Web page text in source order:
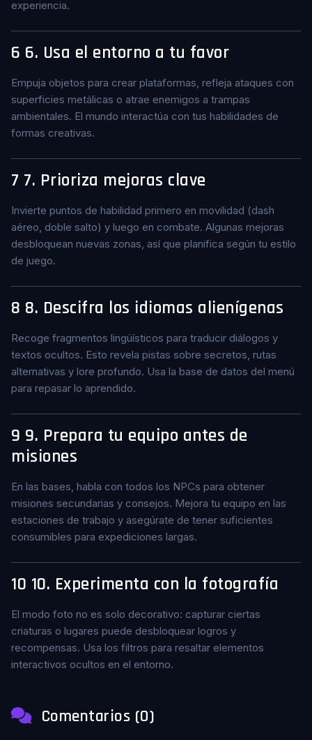
experiencia.
6 6. Usa el entorno a tu favor
Empuja objetos para crear plataformas, refleja ataques con
superficies metálicas o atrae enemigos a trampas
ambientales. El mundo interactúa con tus habilidades de
formas creativas.
7 7. Prioriza mejoras clave
Invierte puntos de habilidad primero en movilidad (dash
aéreo, doble salto) y luego en combate. Algunas mejoras
desbloquean nuevas zonas, así que planifica según tu estilo
de juego.
8 8. Descifra los idiomas alienígenas
Recoge fragmentos lingüísticos para traducir diálogos y
textos ocultos. Esto revela pistas sobre secretos, rutas
alternativas y lore profundo. Usa la base de datos del menú
para repasar lo aprendido.
9 9. Prepara tu equipo antes de
misiones
En las bases, habla con todos los NPCs para obtener
misiones secundarias y consejos. Mejora tu equipo en las
estaciones de trabajo y asegúrate de tener suficientes
consumibles para expediciones largas.
10 10. Experimenta con la fotografía
El modo foto no es solo decorativo: capturar ciertas
criaturas o lugares puede desbloquear logros y
recompensas. Usa los filtros para resaltar elementos
interactivos ocultos en el entorno.
Comentarios (0)